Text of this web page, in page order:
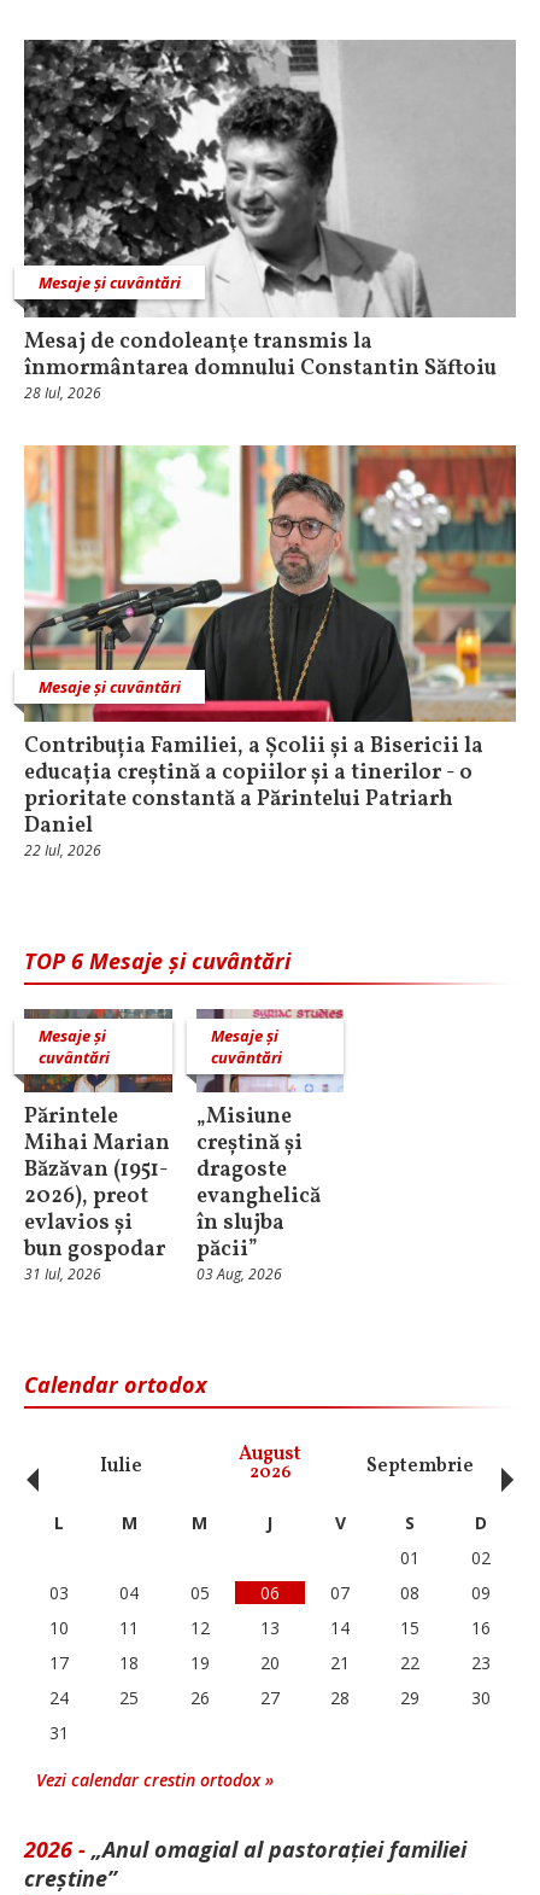
Mesaje și cuvântări
Mesaj de condoleanţe transmis la
înmormântarea domnului Constantin Săftoiu
28 Iul, 2026
Mesaje și cuvântări
Contribuția Familiei, a Școlii și a Bisericii la
educația creștină a copiilor și a tinerilor - o
prioritate constantă a Părintelui Patriarh
Daniel
22 Iul, 2026
TOP 6 Mesaje și cuvântări
Mesaje și
cuvântări
Părintele
Mihai Marian
Băzăvan (1951-
2026), preot
evlavios și
bun gospodar
31 Iul, 2026
Mesaje și
cuvântări
„Misiune
creștină și
dragoste
evanghelică
în slujba
păcii”
03 Aug, 2026
Calendar ortodox
Iulie August
2026 Septembrie
‹ L M M J V S
D
01
02
03
04 05 06 07 08
09
10
11 12 13 14 15
16
17
18 19 20 21 22
23
24
25 26 27 28 29
30
31
Vezi calendar crestin ortodox »
2026 - „Anul omagial al pastorației familiei
creștine”